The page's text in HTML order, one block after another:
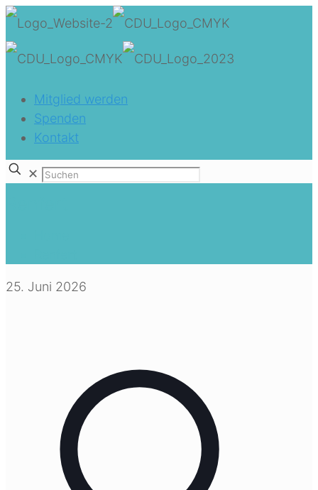
Mitglied werden
Spenden
Kontakt
✕
25. Juni 2026